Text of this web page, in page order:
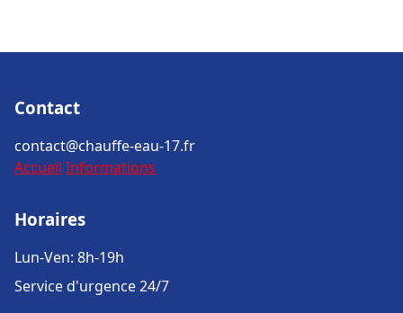
Contact
contact@chauffe-eau-17.fr
Accueil Informations
Horaires
Lun-Ven: 8h-19h
Service d'urgence 24/7